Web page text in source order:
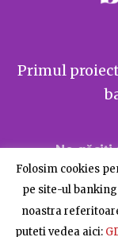
Primul
Ne găsiți
Folosim cookies
pe site-ul
noastra
puteti vedea aici: